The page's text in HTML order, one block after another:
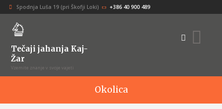
Spodnja Luša 19 (pri Škofji Loki) +386 40 900 489
Tečaji jahanja Kaj-
Žar
Vzemite znanje v svoje vajeti
Okolica